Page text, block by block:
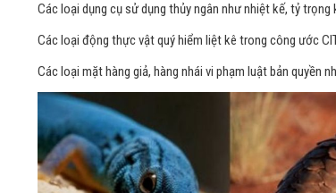
Các loại dụng cụ sử dụng thủy ngân như nhiệt kế, tỷ trọng
Các loại động thực vật quý hiểm liệt kê trong công ước
Các loại mặt hàng giả, hàng nhái vi phạm luật bản quyền